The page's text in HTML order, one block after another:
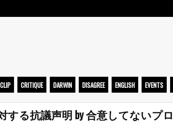
CLIP CRITIQUE DARWIN DISAGREE ENGLISH EVENTS
する抗議声明 by 合意してないプロ